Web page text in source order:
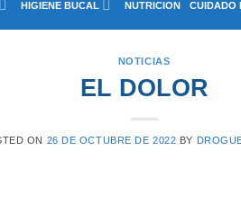
HIGIENE BUCAL NUTRICION CUIDADO
NOTICIAS
EL DOLOR
ON 26 DE OCTUBRE DE 2022 BY